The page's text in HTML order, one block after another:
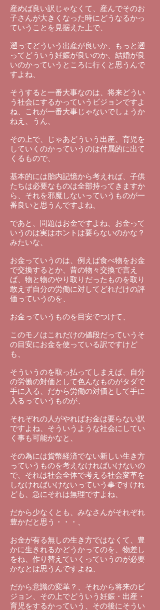
産めば良い訳じゃなくて、産んでそのお
子さんが大きくなった時にどうなるかっ
ていうことを見据えた上で、
遡ってどういう出産が良いか、もっと遡
ってどういう妊娠が良いのか、結婚が良
いのかっていうところに行くと思うんで
すよね、
そうすると一番大事なのは、将来どうい
う社会にするかっていうビジョンですよ
ね、これが一番大事じゃないでしょうか
ねえ、うん、
その上で、じゃあどういう出産、育児を
していくのかっていうのは付属的に出て
くるもので、
基本的には胎内記憶から考えれば、子供
たちは必要なものは全部持ってきますか
ら、それを邪魔しないっていうものが一
番良いと思うんですよね、
であと、問題はお金ですよね、お金って
いうのは実はホントは要らないのかな？
みたいな、
お金っていうのは、例えば食べ物をお金
で交換するとか、昔の物々交換で言え
ば、物と物のやり取りだったものを取り
敢えず自分の労働に対してどれだけの評
価っていうのを、
お金っていうものを目安でつけて、
このモノはこれだけの値段だっていうそ
の目安にお金を使っている訳ですけど
も、
そういうのを取っ払ってしまえば、自分
の労働の対価として色んなものがタダで
手に入る、だから労働の対価として手に
入るっていうものが、
それぞれの人がやればお金は要らない訳
ですよね、そういうような社会にしてい
く事も可能かなと、
その為には貨幣経済でない新しい生き方
っていうものを考えなければいけないの
で、それは社会全体で考える社会変革を
しなければいけないっていう事ですけれ
ども、急にそれは無理ですよね、
だから少なくとも、みなさんがそれぞれ
豊かだと思う・・・、
お金が有る無しの生き方ではなくて、豊
かに生きれるかどうかってのを、物差し
をね、作り替えていくっていうのが必要
かなとは思うんですよね、
だから意識の変革？、それから将来のビ
ジョン、その上でどういう妊娠・出産・
育児をするかっていう、その後にそうい